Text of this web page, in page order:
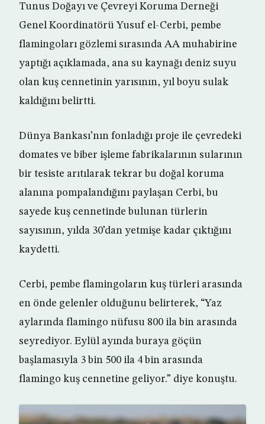
Tunus Doğayı ve Çevreyi Koruma Derneği
Genel Koordinatörü Yusuf el-Cerbi, pembe
flamingoları gözlemi sırasında AA muhabirine
yaptığı açıklamada, ana su kaynağı deniz suyu
olan kuş cennetinin yarısının, yıl boyu sulak
kaldığını belirtti.
Dünya Bankası’nın fonladığı proje ile çevredeki
domates ve biber işleme fabrikalarının sularının
bir tesiste arıtılarak tekrar bu doğal koruma
alanına pompalandığını paylaşan Cerbi, bu
sayede kuş cennetinde bulunan türlerin
sayısının, yılda 30’dan yetmişe kadar çıktığını
kaydetti.
Cerbi, pembe flamingoların kuş türleri arasında
en önde gelenler olduğunu belirterek, “Yaz
aylarında flamingo nüfusu 800 ila bin arasında
seyrediyor. Eylül ayında buraya göçün
başlamasıyla 3 bin 500 ila 4 bin arasında
flamingo kuş cennetine geliyor.” diye konuştu.